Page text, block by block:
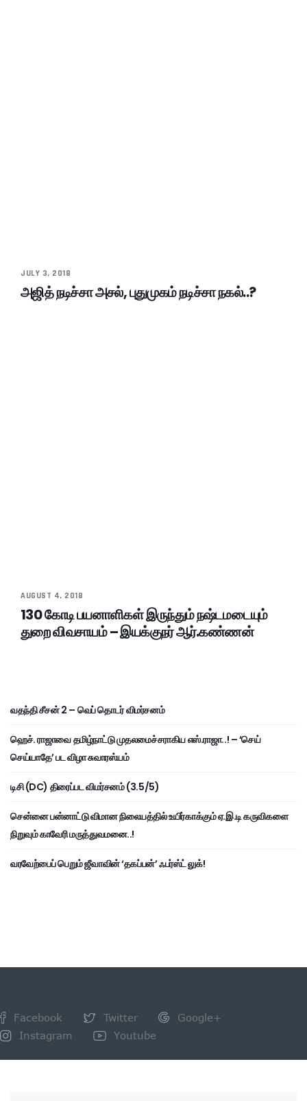
JULY 3, 2018
அஜித் நடிச்சா அசல், புதுமுகம் நடிச்சா நகல்..?
AUGUST 4, 2018
130 கோடி பயனாளிகள் இருந்தும் நஷ்டமடையும்
துறை விவசாயம் – இயக்குநர் ஆர்.கண்ணன்
வதந்தி சீசன் 2 – வெப் தொடர் விமர்சனம்
ஹெச். ராஜாவை தமிழ்நாட்டு முதலமைச்சராகிய எஸ்.ராஜா..! – ‘செய்
செய்யாதே’ பட விழா சுவாரஸ்யம்
டிசி (DC) திரைப்பட விமர்சனம் (3.5/5)
சென்னை பன்னாட்டு விமான நிலையத்தில் உயிர்காக்கும் ஏ.இ.டி கருவிகளை
நிறுவும் காவேரி மருத்துவமனை..!
வரவேற்பைப் பெறும் ஜீவாவின் ‘தகப்பன்’ ஃபர்ஸ்ட் லுக்!
Facebook Twitter
Google+
Instagram
Youtube